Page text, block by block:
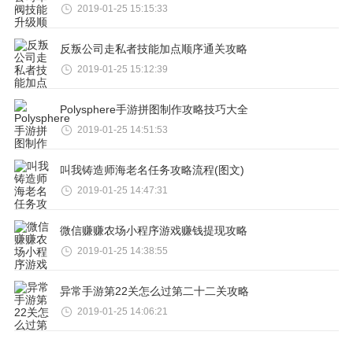
2019-01-25 15:15:33
反叛公司走私者技能加点顺序通关攻略
2019-01-25 15:12:39
Polysphere手游拼图制作攻略技巧大全
2019-01-25 14:51:53
叫我铸造师海老名任务攻略流程(图文)
2019-01-25 14:47:31
微信赚赚农场小程序游戏赚钱提现攻略
2019-01-25 14:38:55
异常手游第22关怎么过第二十二关攻略
2019-01-25 14:06:21